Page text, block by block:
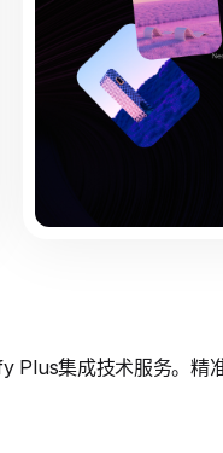
Plus集成技术服务。精